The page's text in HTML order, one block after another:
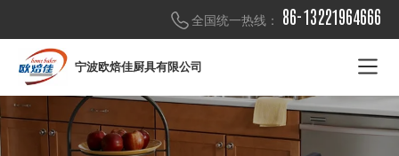
全国统一热线： 86-13221964666
宁波欧焙佳厨具有限公司